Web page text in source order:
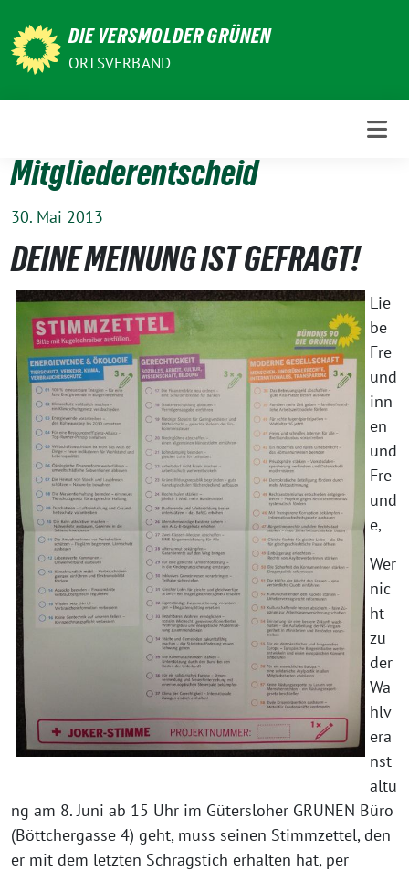
zum
Inhalt
DIE VERSMOLDER GRÜNEN
ORTSVERBAND
Mitgliederentscheid
30. Mai 2013
DEINE MEINUNG IST GEFRAGT!
Lie
be
Fre
und
inn
en
und
Fre
und
e,
Wer
nic
ht
zu
der
Wa
hlv
era
nst
altu
ng am 8. Juni ab 15 Uhr im Gütersloher GRÜNEN Büro
(Böttchergasse 4) geht, muss seinen Stimmzettel, den
er mit dem letzten Schrägstich erhalten hat, per